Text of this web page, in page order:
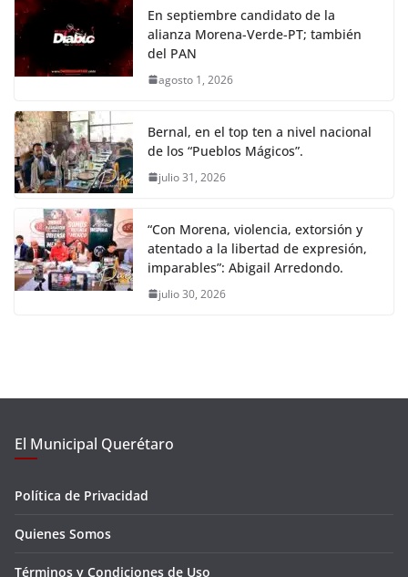
En septiembre candidato de la
alianza Morena-Verde-PT; también
del PAN
agosto 1, 2026
Bernal, en el top ten a nivel nacional
de los “Pueblos Mágicos”.
julio 31, 2026
“Con Morena, violencia, extorsión y
atentado a la libertad de expresión,
imparables”: Abigail Arredondo.
julio 30, 2026
El Municipal Querétaro
Política de Privacidad
Quienes Somos
Términos y Condiciones de Uso